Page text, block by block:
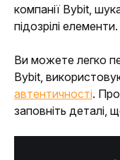
компанії Bybit,
підозрілі елементи.
Ви можете легко
Bybit,
автентичності.
заповніть деталі,